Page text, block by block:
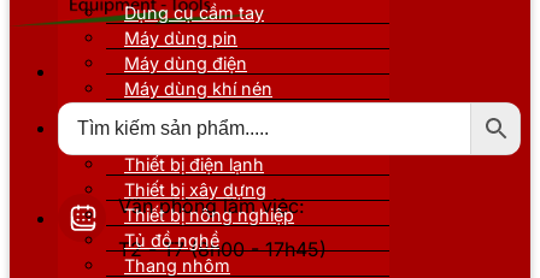
Văn phòng làm việc:
T2 - T7 (8h00 - 17h45)
Dụng cụ cầm tay
Máy dùng pin
Máy dùng điện
Máy dùng khí nén
Thiết bị nâng đỡ
Thiết bị điện lạnh
Thiết bị xây dựng
Thiết bị nông nghiệp
Tủ đồ nghề
Thang nhôm